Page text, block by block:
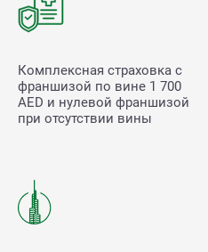
Комплексная страховка с
франшизой по вине 1 700
AED и нулевой франшизой
при отсутствии вины